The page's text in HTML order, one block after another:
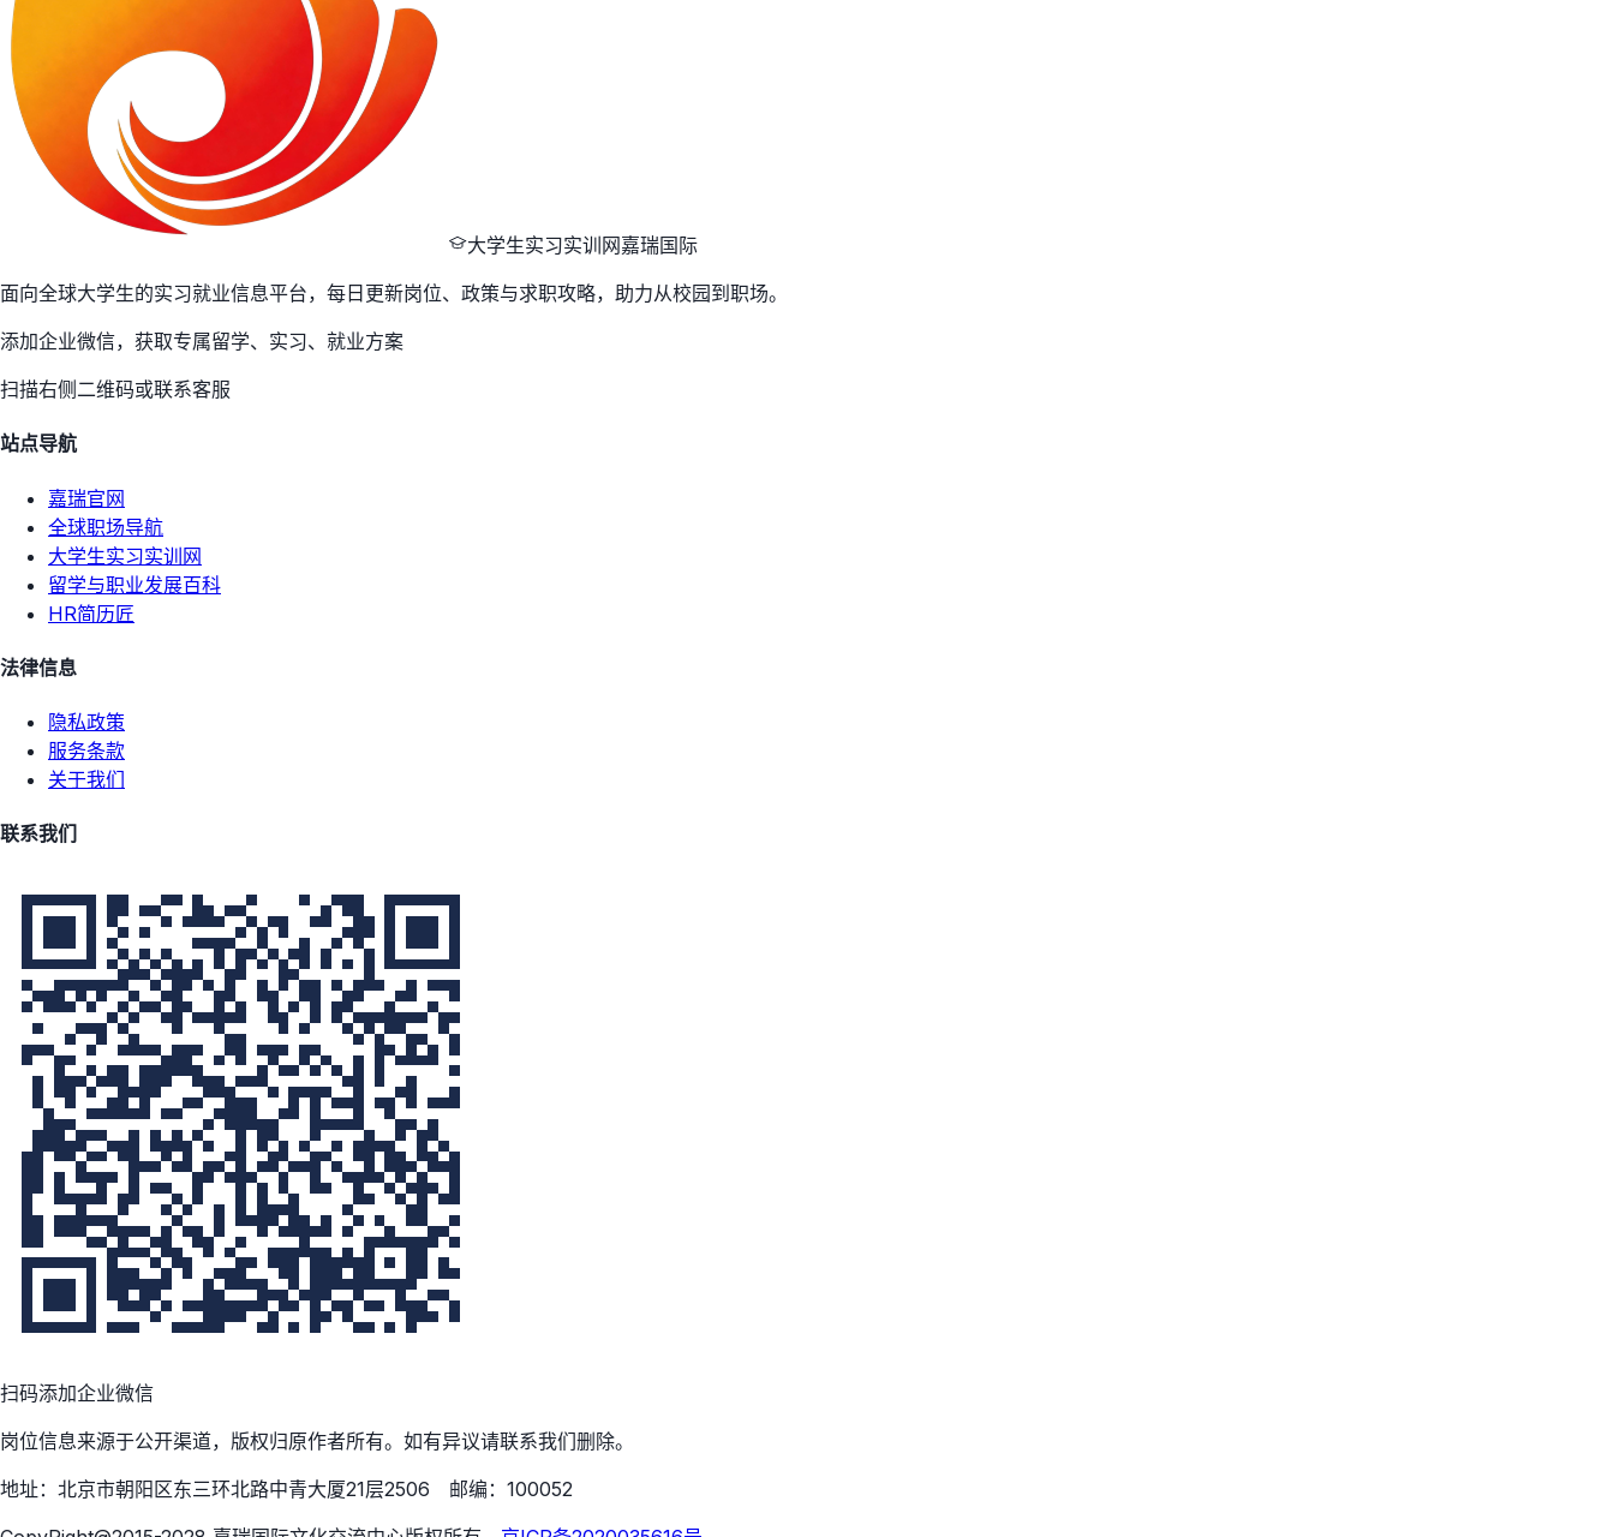
大学生实习实训网嘉瑞国际
面向全球大学生的实习就业信息平台，每日更新岗位、政策与求职攻略，助力从校园到职场。
添加企业微信，获取专属留学、实习、就业方案
扫描右侧二维码或联系客服
站点导航
嘉瑞官网
全球职场导航
大学生实习实训网
留学与职业发展百科
HR简历匠
法律信息
隐私政策
服务条款
关于我们
联系我们
扫码添加企业微信
岗位信息来源于公开渠道，版权归原作者所有。如有异议请联系我们删除。
地址：北京市朝阳区东三环北路中青大厦21层2506 邮编：100052